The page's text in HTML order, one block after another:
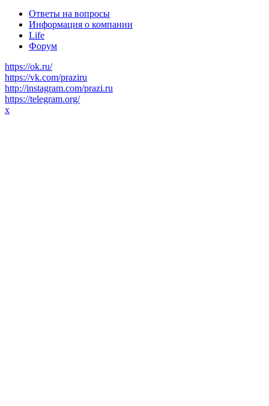
Ответы на вопросы
Информация о компании
Life
Форум
https://ok.ru/
https://vk.com/praziru
http://instagram.com/prazi.ru
https://telegram.org/
x